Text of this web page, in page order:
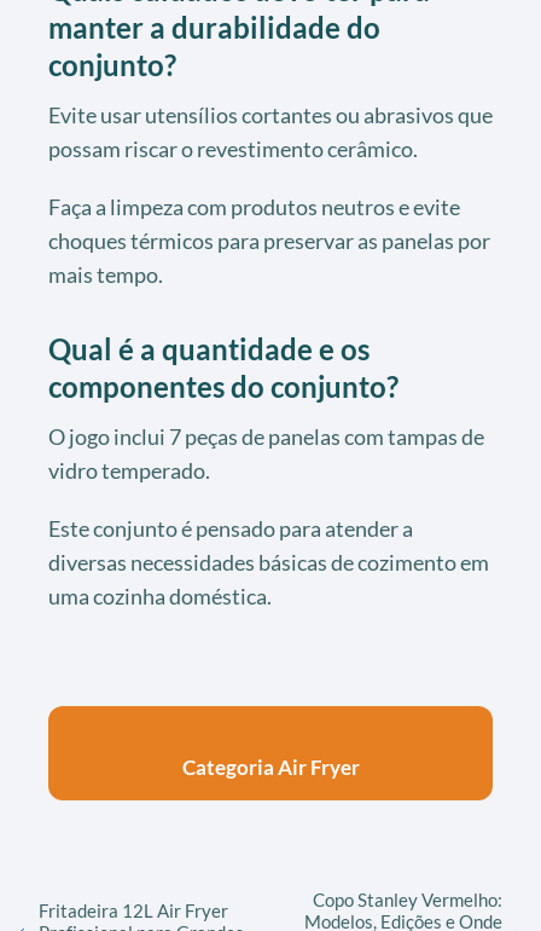
manter a durabilidade do
conjunto?
Evite usar utensílios cortantes ou abrasivos que
possam riscar o revestimento cerâmico.
Faça a limpeza com produtos neutros e evite
choques térmicos para preservar as panelas por
mais tempo.
Qual é a quantidade e os
componentes do conjunto?
O jogo inclui 7 peças de panelas com tampas de
vidro temperado.
Este conjunto é pensado para atender a
diversas necessidades básicas de cozimento em
uma cozinha doméstica.
Categoria Air Fryer
Fritadeira 12L Air Fryer
Copo Stanley Vermelho:
Modelos, Edições e Onde